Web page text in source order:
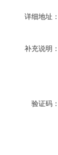
详细地址：
补充说明：
验证码：